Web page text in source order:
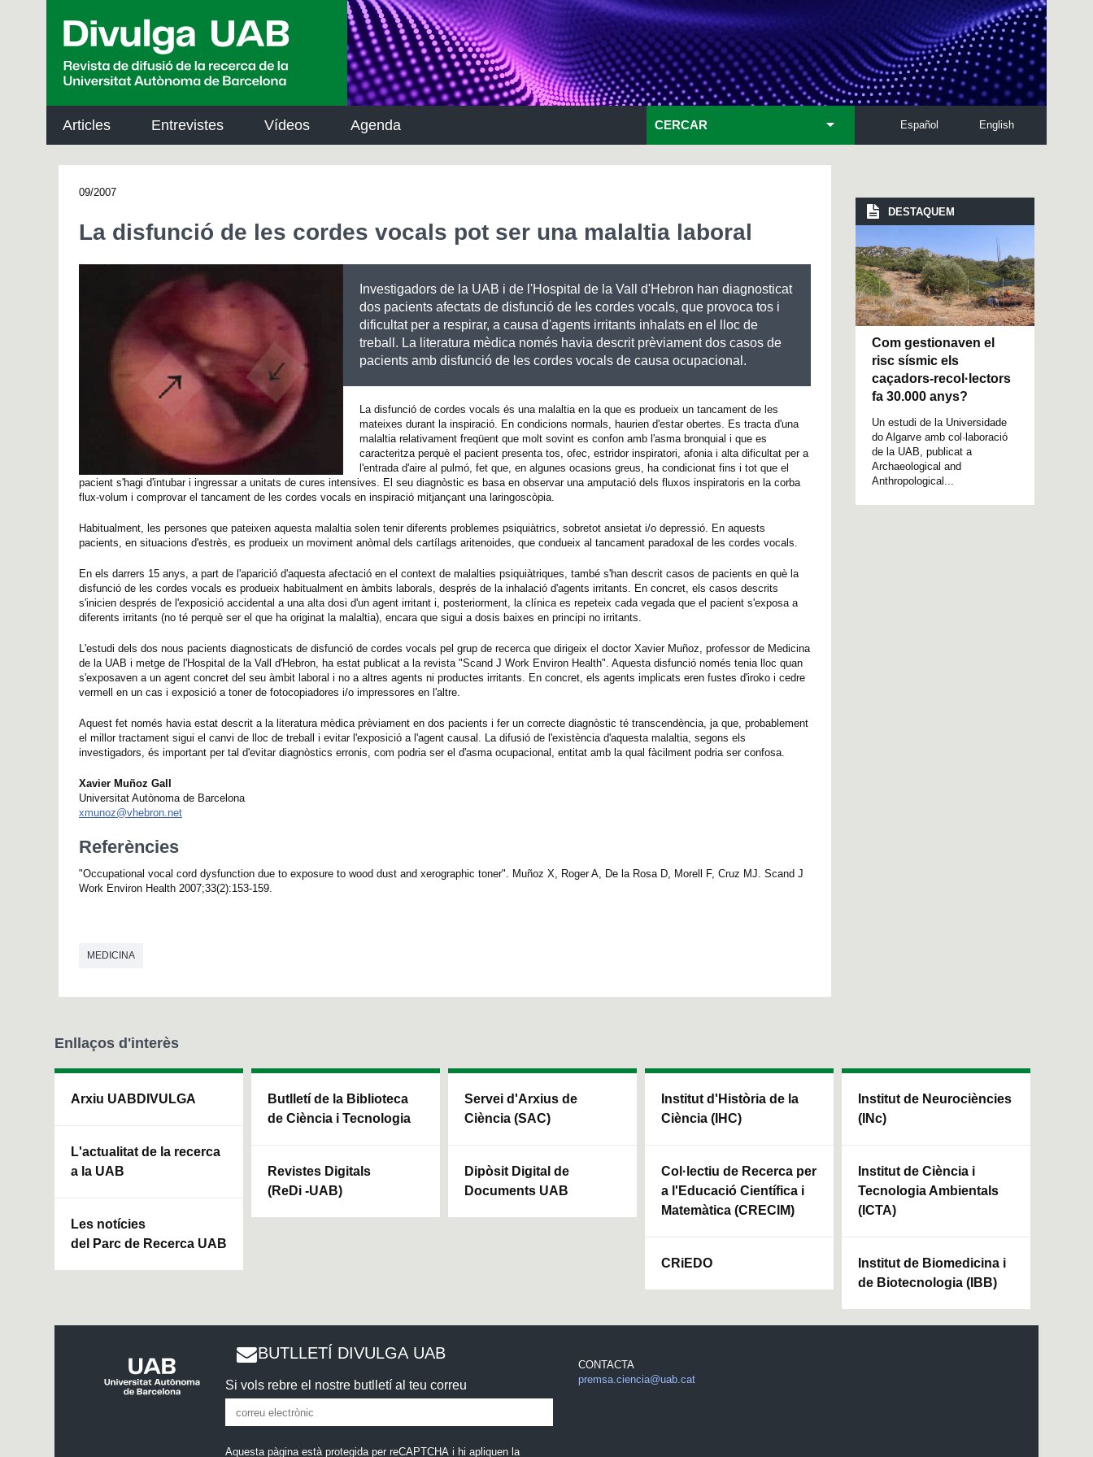
Articles Entrevistes Vídeos Agenda English
Español
CERCAR
09/2007
La disfunció de les cordes vocals pot ser una malaltia laboral
Investigadors de la UAB i de l'Hospital de la Vall d'Hebron han diagnosticat
dos pacients afectats de disfunció de les cordes vocals, que provoca tos i
dificultat per a respirar, a causa d'agents irritants inhalats en el lloc de
treball. La literatura mèdica només havia descrit prèviament dos casos de
pacients amb disfunció de les cordes vocals de causa ocupacional.
La disfunció de cordes vocals és una malaltia en la que es produeix un tancament de les
mateixes durant la inspiració. En condicions normals, haurien d'estar obertes. Es tracta d'una
malaltia relativament freqüent que molt sovint es confon amb l'asma bronquial i que es
caracteritza perquè el pacient presenta tos, ofec, estridor inspiratori, afonia i alta dificultat per a
l'entrada d'aire al pulmó, fet que, en algunes ocasions greus, ha condicionat fins i tot que el
pacient s'hagi d'intubar i ingressar a unitats de cures intensives. El seu diagnòstic es basa en observar una amputació dels fluxos inspiratoris en la corba
flux-volum i comprovar el tancament de les cordes vocals en inspiració mitjançant una laringoscòpia.
Habitualment, les persones que pateixen aquesta malaltia solen tenir diferents problemes psiquiàtrics, sobretot ansietat i/o depressió. En aquests
pacients, en situacions d'estrès, es produeix un moviment anòmal dels cartílags aritenoides, que condueix al tancament paradoxal de les cordes vocals.
En els darrers 15 anys, a part de l'aparició d'aquesta afectació en el context de malalties psiquiàtriques, també s'han descrit casos de pacients en què la
disfunció de les cordes vocals es produeix habitualment en àmbits laborals, després de la inhalació d'agents irritants. En concret, els casos descrits
s'inicien després de l'exposició accidental a una alta dosi d'un agent irritant i, posteriorment, la clínica es repeteix cada vegada que el pacient s'exposa a
diferents irritants (no té perquè ser el que ha originat la malaltia), encara que sigui a dosis baixes en principi no irritants.
L'estudi dels dos nous pacients diagnosticats de disfunció de cordes vocals pel grup de recerca que dirigeix el doctor Xavier Muñoz, professor de Medicina
de la UAB i metge de l'Hospital de la Vall d'Hebron, ha estat publicat a la revista "Scand J Work Environ Health". Aquesta disfunció només tenia lloc quan
s'exposaven a un agent concret del seu àmbit laboral i no a altres agents ni productes irritants. En concret, els agents implicats eren fustes d'iroko i cedre
vermell en un cas i exposició a toner de fotocopiadores i/o impressores en l'altre.
Aquest fet només havia estat descrit a la literatura mèdica prèviament en dos pacients i fer un correcte diagnòstic té transcendència, ja que, probablement
el millor tractament sigui el canvi de lloc de treball i evitar l'exposició a l'agent causal. La difusió de l'existència d'aquesta malaltia, segons els
investigadors, és important per tal d'evitar diagnòstics erronis, com podria ser el d'asma ocupacional, entitat amb la qual fàcilment podria ser confosa.
Xavier Muñoz Gall
Universitat Autònoma de Barcelona
xmunoz@vhebron.net
Referències
"Occupational vocal cord dysfunction due to exposure to wood dust and xerographic toner". Muñoz X, Roger A, De la Rosa D, Morell F, Cruz MJ. Scand J
Work Environ Health 2007;33(2):153-159.
MEDICINA
DESTAQUEM
Com gestionaven el
risc sísmic els
caçadors-recol·lectors
fa 30.000 anys?
Un estudi de la Universidade
do Algarve amb col·laboració
de la UAB, publicat a
Archaeological and
Anthropological...
Enllaços d'interès
Arxiu UABDIVULGA
L'actualitat de la recerca
a la UAB
Les notícies
del Parc de Recerca UAB
Butlletí de la Biblioteca
de Ciència i Tecnologia
Revistes Digitals
(ReDi -UAB)
Servei d'Arxius de
Ciència (SAC)
Dipòsit Digital de
Documents UAB
Institut d'Història de la
Ciència (IHC)
Col·lectiu de Recerca per
a l'Educació Científica i
Matemàtica (CRECIM)
CRiEDO
Institut de Neurociències
(INc)
Institut de Ciència i
Tecnologia Ambientals
(ICTA)
Institut de Biomedicina i
de Biotecnologia (IBB)
BUTLLETÍ DIVULGA UAB
Si vols rebre el nostre butlletí al teu correu
Aquesta pàgina està protegida per reCAPTCHA i hi apliquen la
CONTACTA
premsa.ciencia@uab.cat